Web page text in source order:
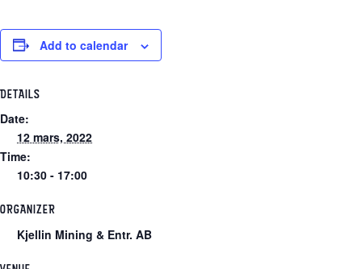
Add to calendar
DETAILS
Date:
12 mars, 2022
Time:
10:30 - 17:00
ORGANIZER
Kjellin Mining & Entr. AB